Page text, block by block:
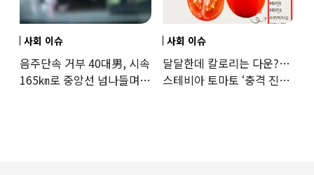
사회 이슈
음주단속 거부 40대男, 시속
165㎞로 중앙선 넘나들며
사회 이슈
달달한데 칼로리는 다운?…
스테비아 토마토 ‘충격 진실’